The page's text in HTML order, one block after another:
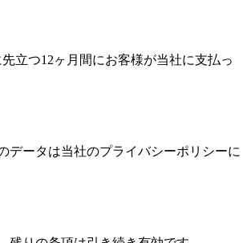
立つ12ヶ月間にお客様が当社に支払っ
データは当社のプライバシーポリシーに